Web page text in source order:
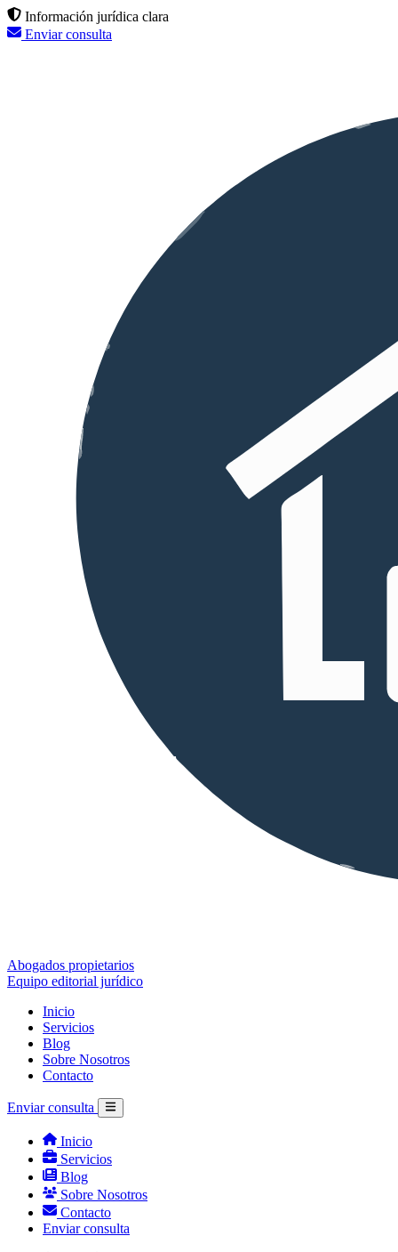
Información jurídica clara
Enviar consulta
Abogados propietarios
Equipo editorial jurídico
Inicio
Servicios
Blog
Sobre Nosotros
Contacto
Enviar consulta
Inicio
Servicios
Blog
Sobre Nosotros
Contacto
Enviar consulta